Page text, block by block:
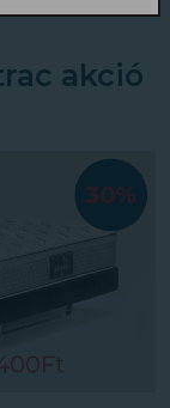
akció